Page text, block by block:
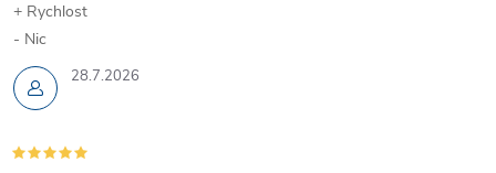
28.7.2026
+ Rychlost
- Nic